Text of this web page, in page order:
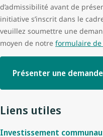
d’admissibilité avant de
initiative s’inscrit dans le
veuillez soumettre une
moyen de notre formulaire
Présenter une demande
Liens utiles
Investissement